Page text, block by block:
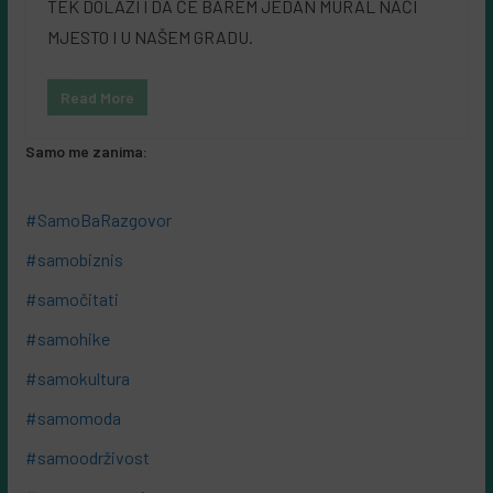
TEK DOLAZI I DA ĆE BAREM JEDAN MURAL NAĆI
MJESTO I U NAŠEM GRADU.
Read More
Samo me zanima:
#SamoBaRazgovor
#samobiznis
#samočitati
#samohike
#samokultura
#samomoda
#samoodrživost